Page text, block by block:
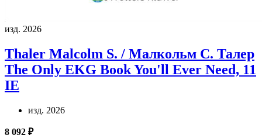
изд. 2026
Thaler Malcolm S. / Малкольм С. Талер
The Only EKG Book You'll Ever Need, 11
IE
изд. 2026
8 092 ₽